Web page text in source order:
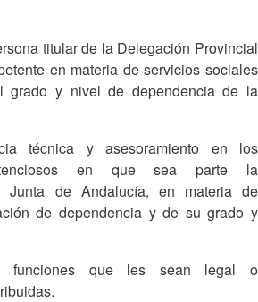
titular de la Delegación Provincial
en materia de servicios sociales
grado y nivel de dependencia de la
técnica y asesoramiento en los
en que sea parte la
Junta de Andalucía, en materia de
de dependencia y de su grado y
funciones que les sean legal o